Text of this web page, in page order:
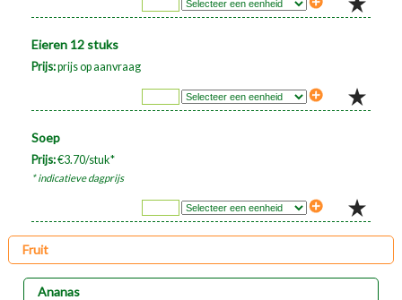
Eieren 12 stuks
Prijs:prijs op aanvraag
Soep
Prijs:€3.70/stuk*
* indicatieve dagprijs
Fruit
Ananas